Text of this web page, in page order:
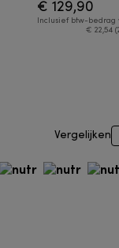
€ 129,90
Inclusief btw-bedrag
€ 22,54
Vergelijken